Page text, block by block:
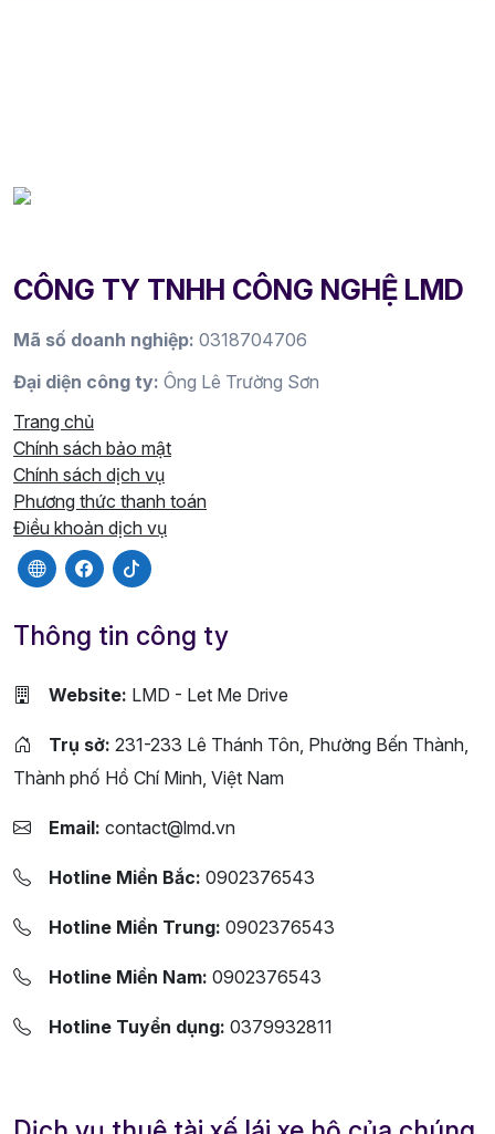
CÔNG TY TNHH CÔNG NGHỆ LMD
Mã số doanh nghiệp: 0318704706
Đại diện công ty: Ông Lê Trường Sơn
Trang chủ
Chính sách bảo mật
Chính sách dịch vụ
Phương thức thanh toán
Điều khoản dịch vụ
Thông tin công ty
Website: LMD - Let Me Drive
Trụ sở: 231-233 Lê Thánh Tôn, Phường Bến Thành,
Thành phố Hồ Chí Minh, Việt Nam
Email: contact@lmd.vn
Hotline Miền Bắc: 0902376543
Hotline Miền Trung: 0902376543
Hotline Miền Nam: 0902376543
Hotline Tuyển dụng: 0379932811